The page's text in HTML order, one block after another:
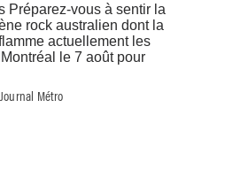
Préparez-vous à sentir la
rock australien dont la
actuellement les
le 7 août pour
Métro